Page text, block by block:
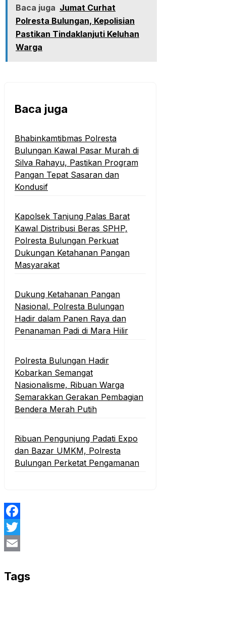
Baca juga Jumat Curhat
Polresta Bulungan, Kepolisian
Pastikan Tindaklanjuti Keluhan
Warga
Baca juga
Bhabinkamtibmas Polresta
Bulungan Kawal Pasar Murah di
Silva Rahayu, Pastikan Program
Pangan Tepat Sasaran dan
Kondusif
Kapolsek Tanjung Palas Barat
Kawal Distribusi Beras SPHP,
Polresta Bulungan Perkuat
Dukungan Ketahanan Pangan
Masyarakat
Dukung Ketahanan Pangan
Nasional, Polresta Bulungan
Hadir dalam Panen Raya dan
Penanaman Padi di Mara Hilir
Polresta Bulungan Hadir
Kobarkan Semangat
Nasionalisme, Ribuan Warga
Semarakkan Gerakan Pembagian
Bendera Merah Putih
Ribuan Pengunjung Padati Expo
dan Bazar UMKM, Polresta
Bulungan Perketat Pengamanan
Facebook
Twitter
Tags